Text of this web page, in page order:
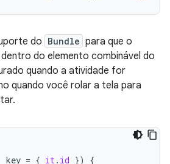
do Bundle para que o
dentro do elemento combinável do
quando a atividade for
quando você rolar a tela para
key = { it. id })
{